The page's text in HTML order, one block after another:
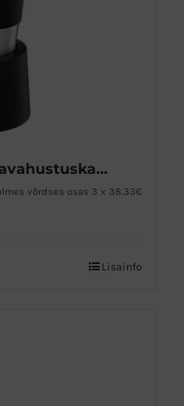
JURA automaatne piimavahustuskann
võrdses osas 3 x 38.33€
Lisainfo